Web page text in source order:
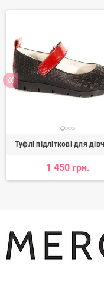
Туфлі підліткові для
1 450 грн.